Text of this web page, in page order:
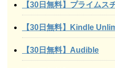
【30日無料】プライムス
【30日無料】Kindle
【30日無料】Audible